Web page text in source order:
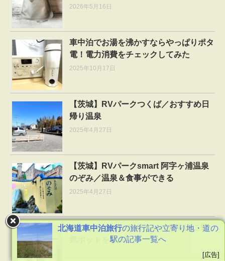
2026年5月16日
車中泊でお湯を沸かすならやっぱりポタ
電！電力消費をチェックしてみた
2025年10月17日
【茨城】RVパークつくば／おすすめ日
帰り温泉
2025年4月27日
【茨城】RVパークsmart 阿字ヶ浦温泉
のぞみ／温泉＆食事ができる
2025年4月27日
さよならジェットボイル？ 車中泊に電
気ポットを導入
北海道車中泊旅行の旅行記や立寄り地・道の
駅の記事一覧へ
[広告]